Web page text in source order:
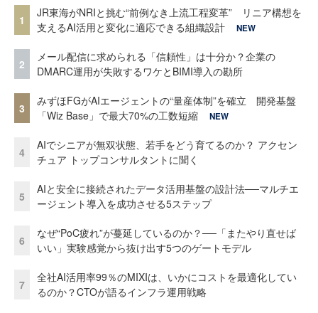
1
JR東海がNRIと挑む“前例なき上流工程変革” リニア構想を
支えるAI活用と変化に適応できる組織設計
NEW
2
メール配信に求められる「信頼性」は十分か？企業の
DMARC運用が失敗するワケとBIMI導入の勘所
3
みずほFGがAIエージェントの“量産体制”を確立 開発基盤
「Wiz Base」で最大70%の工数短縮
NEW
4
AIでシニアが無双状態、若手をどう育てるのか？ アクセン
チュア トップコンサルタントに聞く
5
AIと安全に接続されたデータ活用基盤の設計法──マルチエ
ージェント導入を成功させる5ステップ
6
なぜ“PoC疲れ”が蔓延しているのか？──「またやり直せば
いい」実験感覚から抜け出す5つのゲートモデル
7
全社AI活用率99％のMIXIは、いかにコストを最適化してい
るのか？CTOが語るインフラ運用戦略